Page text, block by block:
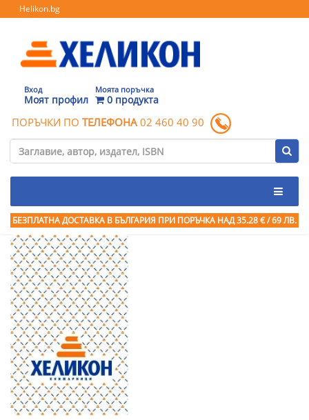
Helikon.bg
Вход
Моят профил
Моята поръчка
0 продукта
ПОРЪЧКИ ПО ТЕЛЕФОНА 02 460 40 90
БЕЗПЛАТНА ДОСТАВКА В БЪЛГАРИЯ ПРИ ПОРЪЧКА НАД 35.28 € / 69 ЛВ.